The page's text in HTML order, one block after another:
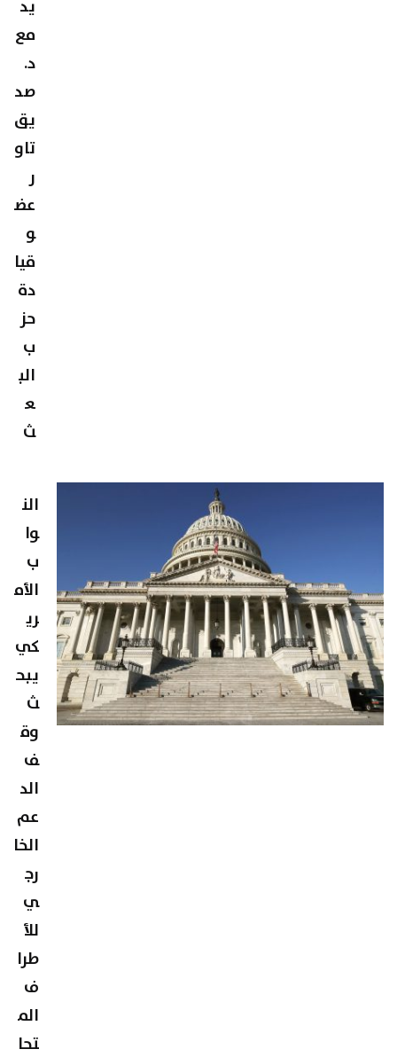
يد
مع
د.
صد
يق
تاو
ر
عض
و
قيا
دة
حز
ب
الب
ع
ث
الن
وا
ب
الأم
ري
كي
يبح
ث
وق
ف
الد
عم
الخا
رج
ي
للأ
طرا
ف
الم
تحا